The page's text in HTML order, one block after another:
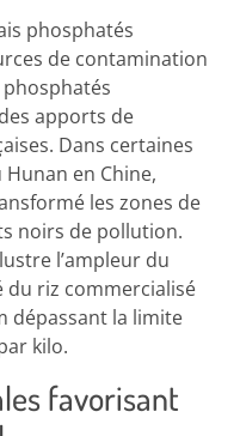
phosphatés
de contamination
phosphatés
apports de
Dans certaines
en Chine,
les zones de
noirs de pollution.
l’ampleur du
du riz commercialisé
dépassant la limite
kilo.
favorisant